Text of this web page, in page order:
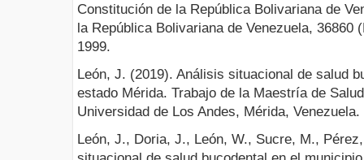
Constitución de la República Bolivariana de
la República Bolivariana de Venezuela, 36860
1999.
León, J. (2019). Análisis situacional de salud
estado Mérida. Trabajo de la Maestría de
Universidad de Los Andes, Mérida, Venezuela.
León, J., Doria, J., León, W., Sucre, M.,